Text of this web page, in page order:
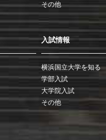
その他
入試情報
横浜国立大学を知る
学部入試
大学院入試
その他